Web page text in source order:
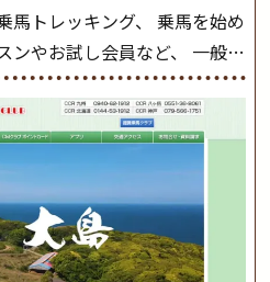
用する馬場はこちらで決定い
い ◆基本は雨天決行です
安全上急遽中止させていただ
木ホースランドパークの協議
レッスンが中止になる場合が
約いただいている皆様には事
たします。MIKIホーストレックのツアー
馬トレッキング、 乗馬を始め
ンやお試し会員など、 一般の
ける施設を目指しています。
会員になったり自分の馬を持
でもあり、 健康や趣味、スポ
様々な方が、日々乗馬をお楽
お、ゴールデンウィークと夏
ていますので、ぜひご家族で
馬センターの紹介記事はこち